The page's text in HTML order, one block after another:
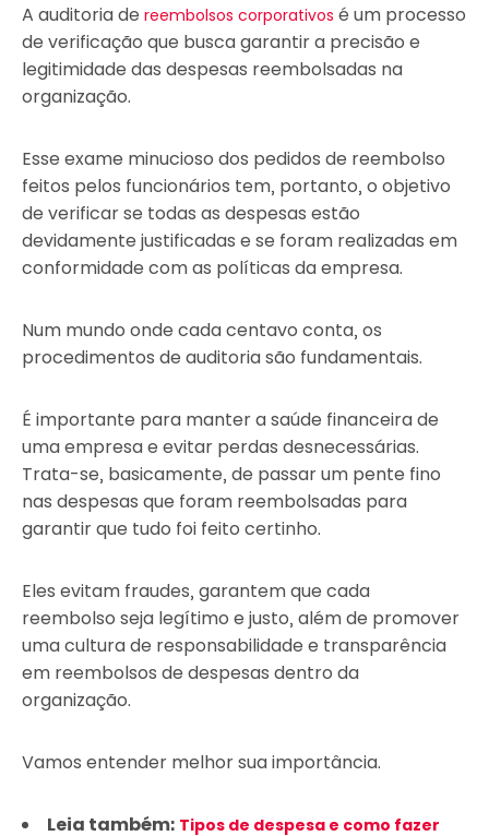
A auditoria de reembolsos corporativos é um processo
de verificação que busca garantir a precisão e
legitimidade das despesas reembolsadas na
organização.
Esse exame minucioso dos pedidos de reembolso
feitos pelos funcionários tem, portanto, o objetivo
de verificar se todas as despesas estão
devidamente justificadas e se foram realizadas em
conformidade com as políticas da empresa.
Num mundo onde cada centavo conta, os
procedimentos de auditoria são fundamentais.
É importante para manter a saúde financeira de
uma empresa e evitar perdas desnecessárias.
Trata-se, basicamente, de passar um pente fino
nas despesas que foram reembolsadas para
garantir que tudo foi feito certinho.
Eles evitam fraudes, garantem que cada
reembolso seja legítimo e justo, além de promover
uma cultura de responsabilidade e transparência
em reembolsos de despesas dentro da
organização.
Vamos entender melhor sua importância.
Leia também: Tipos de despesa e como fazer